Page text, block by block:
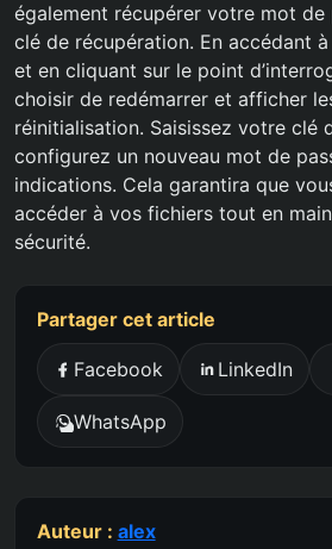
également récupérer votre mot de
clé de récupération. En accédant à
et en cliquant sur le point
choisir de redémarrer et afficher
réinitialisation. Saisissez votre clé
configurez un nouveau mot de
indications. Cela garantira que
accéder à vos fichiers tout en
sécurité.
Partager cet article
Facebook LinkedIn
WhatsApp
Auteur : alex